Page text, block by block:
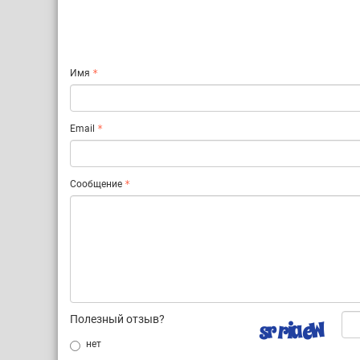
Имя
Email
Сообщение
Полезный отзыв?
нет